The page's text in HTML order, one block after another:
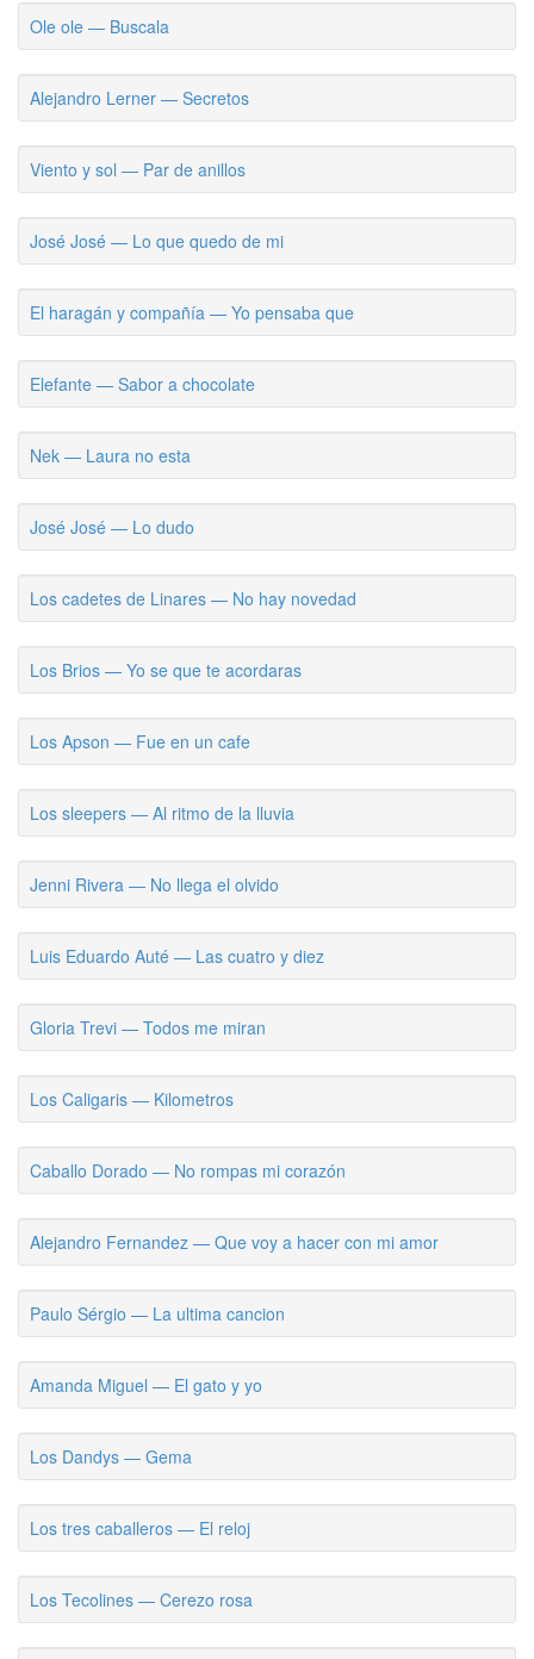
Ole ole — Buscala
Alejandro Lerner — Secretos
Viento y sol — Par de anillos
José José — Lo que quedo de mi
El haragán y compañía — Yo pensaba que
Elefante — Sabor a chocolate
Nek — Laura no esta
José José — Lo dudo
Los cadetes de Linares — No hay novedad
Los Brios — Yo se que te acordaras
Los Apson — Fue en un cafe
Los sleepers — Al ritmo de la lluvia
Jenni Rivera — No llega el olvido
Luis Eduardo Auté — Las cuatro y diez
Gloria Trevi — Todos me miran
Los Caligaris — Kilometros
Caballo Dorado — No rompas mi corazón
Alejandro Fernandez — Que voy a hacer con mi amor
Paulo Sérgio — La ultima cancion
Amanda Miguel — El gato y yo
Los Dandys — Gema
Los tres caballeros — El reloj
Los Tecolines — Cerezo rosa